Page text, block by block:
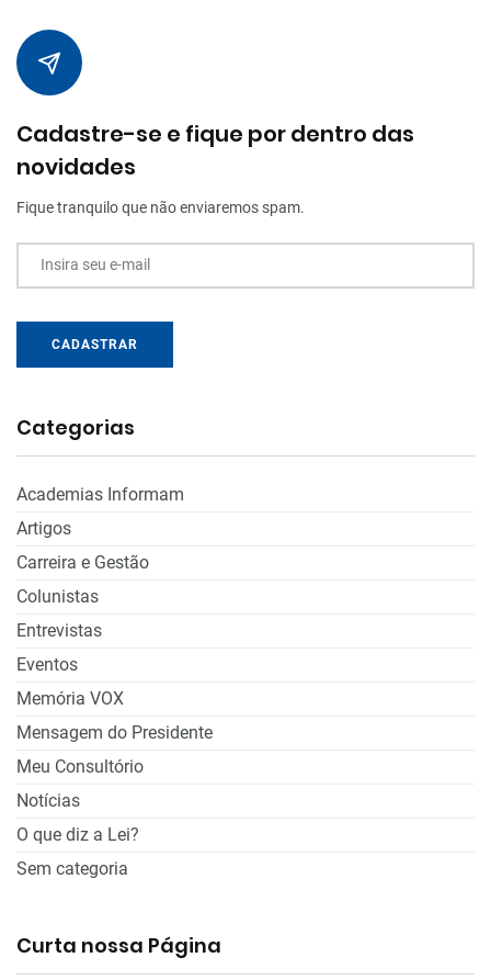
Cadastre-se e fique por dentro das
novidades
Fique tranquilo que não enviaremos spam.
Insira seu e-mail
CADASTRAR
Categorias
Academias Informam
Artigos
Carreira e Gestão
Colunistas
Entrevistas
Eventos
Memória VOX
Mensagem do Presidente
Meu Consultório
Notícias
O que diz a Lei?
Sem categoria
Curta nossa Página